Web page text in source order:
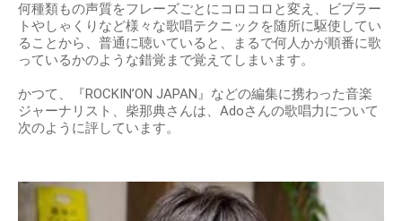
何種類もの声質をフレーズごとにコロコロと変え、ビブラー
トやしゃくりなど様々な歌唱テクニックを随所に駆使してい
ることから、普通に聴いていると、まるで何人かが順番に歌
っているかのような錯覚まで覚えてしまいます。
かつて、『ROCKIN’ON JAPAN』などの編集に携わった音楽
ジャーナリスト、柴那典さんは、Adoさんの歌唱力について
次のように評しています。